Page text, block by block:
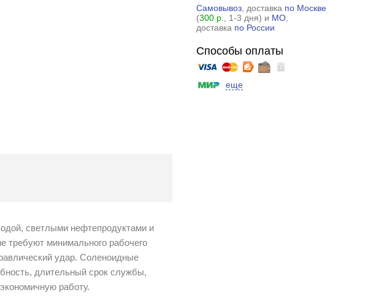
Самовывоз, доставка по Москве
(300 р. , 1-3 дня) и МО,
доставка по России
Способы оплаты
еще
светлыми нефтепродуктами и
требуют минимального рабочего
удар. Соленоидные
длительный срок службы,
работу.